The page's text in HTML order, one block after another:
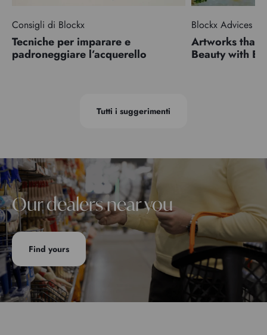
Consigli di Blockx
Tecniche per imparare e
padroneggiare l’acquerello
Blockx Advices
Artworks that
Beauty with
Tutti i suggerimenti
Our dealers near you
Find yours